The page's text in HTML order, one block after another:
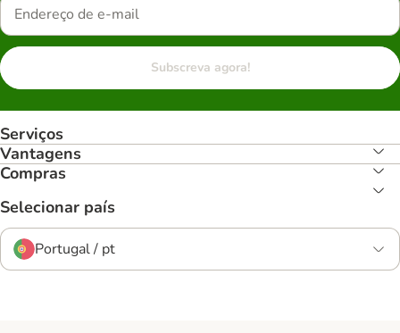
Subscreva agora!
Serviços
Vantagens
Compras
Selecionar país
Portugal / pt